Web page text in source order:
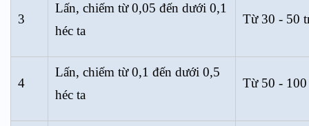
3
Lấn, chiếm từ 0,05 đến dưới 0,1
héc ta
Từ 30 - 50
4
Lấn, chiếm từ 0,1 đến dưới 0,5
héc ta
Từ 50 -